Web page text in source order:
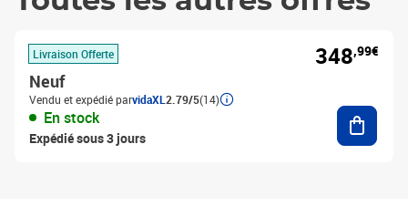
Livraison Offerte
Neuf
Vendu et expédié parvidaXL 2.79/5(14)
En stock
Expédié sous 3 jours
348,99€